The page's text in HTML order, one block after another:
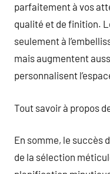
parfaitement à vos
qualité et de finition.
seulement à
mais augmentent
personnalisent
Tout savoir à propos
En somme, le succès
de la sélection